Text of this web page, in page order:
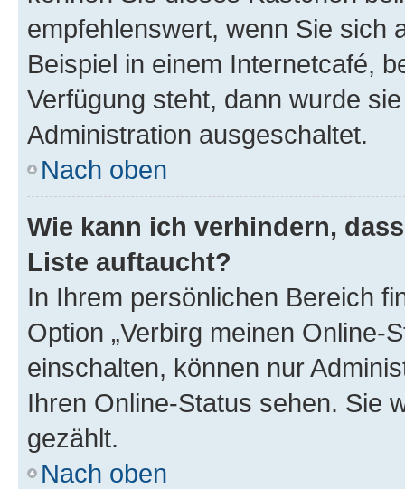
empfehlenswert, wenn Sie sich
Beispiel in einem Internetcafé,
Verfügung steht, dann wurde
Administration ausgeschaltet.
Nach oben
Wie kann ich verhindern,
Liste auftaucht?
In Ihrem persönlichen Bereich
Option „Verbirg meinen Online-
einschalten, können nur
Ihren Online-Status sehen. Sie
gezählt.
Nach oben